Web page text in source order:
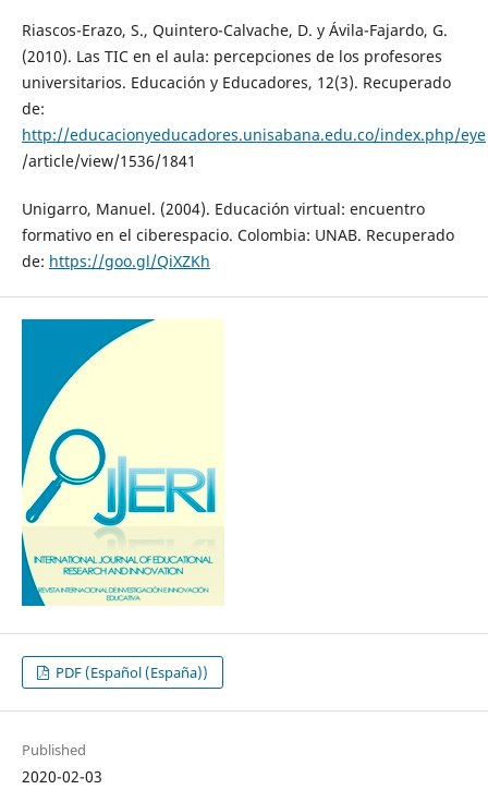
Riascos-Erazo, S., Quintero-Calvache, D. y Ávila-Fajardo, G.
(2010). Las TIC en el aula: percepciones de los profesores
universitarios. Educación y Educadores, 12(3). Recuperado
de:
http://educacionyeducadores.unisabana.edu.co/index.php/eye
/article/view/1536/1841
Unigarro, Manuel. (2004). Educación virtual: encuentro
formativo en el ciberespacio. Colombia: UNAB. Recuperado
de: https://goo.gl/QiXZKh
PDF (Español (España))
Published
2020-02-03